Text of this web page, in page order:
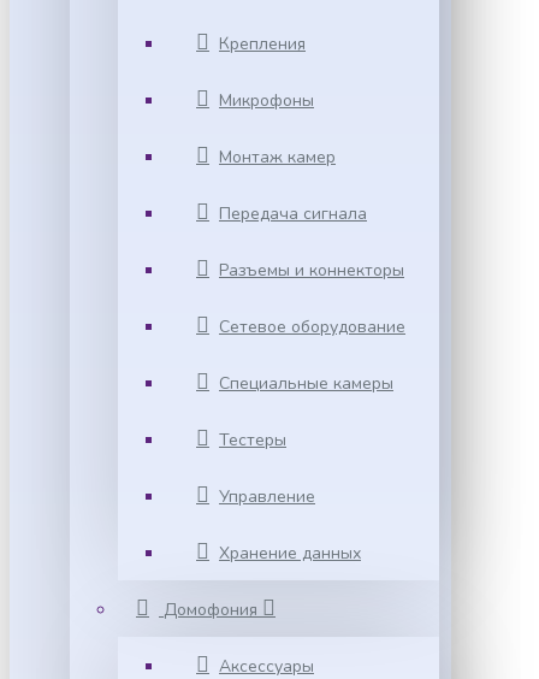
Крепления
Микрофоны
Монтаж камер
Передача сигнала
Разъемы и коннекторы
Сетевое оборудование
Специальные камеры
Тестеры
Управление
Хранение данных
Домофония
Аксессуары